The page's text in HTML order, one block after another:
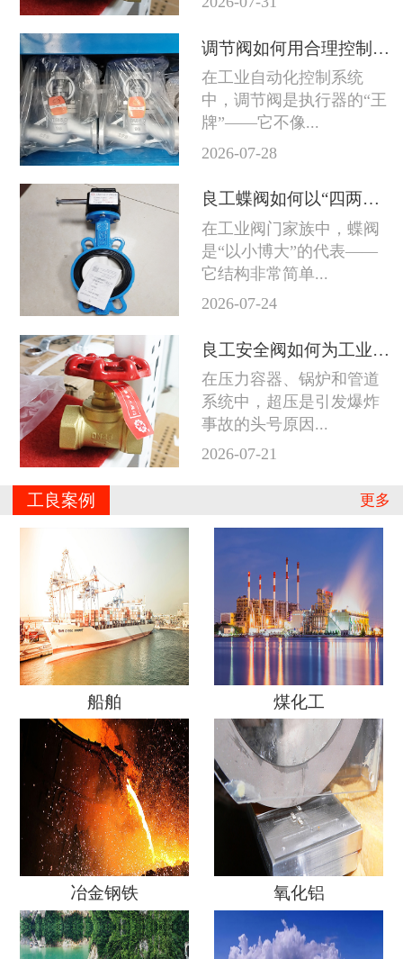
调节阀如何用合理控制征服苛刻工况
在工业自动化控制系统
中，调节阀是执行器的“王
牌”——它不像...
2026-07-28
良工蝶阀如何以“四两拨千斤”征服工业管道
在工业阀门家族中，蝶阀
是“以小博大”的代表——
它结构非常简单...
2026-07-24
良工安全阀如何为工业系统守住防线
在压力容器、锅炉和管道
系统中，超压是引发爆炸
事故的头号原因...
2026-07-21
更多
工良案例
船舶 煤化工
冶金钢铁 氧化铝